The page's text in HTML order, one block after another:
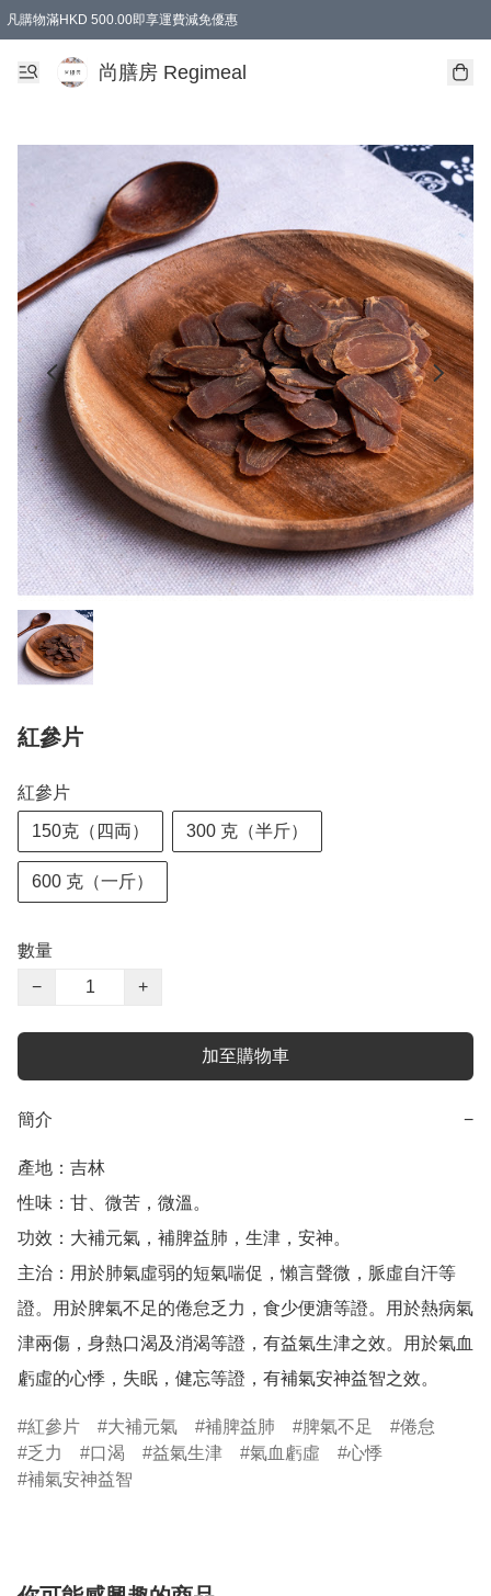
凡購物滿HKD 500.00即享運費減免優惠
尚膳房 Regimeal
紅參片
紅參片
150克（四両） 300 克（半斤）
600 克（一斤）
數量
−
+
加至購物車
簡介 −
產地：吉林
性味：甘、微苦，微溫。
功效：大補元氣，補脾益肺，生津，安神。
主治：用於肺氣虛弱的短氣喘促，懶言聲微，脈虛自汗等
證。用於脾氣不足的倦怠乏力，食少便溏等證。用於熱病氣
津兩傷，身熱口渴及消渴等證，有益氣生津之效。用於氣血
紅參片 大補元氣 補脾益肺 脾氣不足
倦怠
乏力
口渴 益氣生津 氣血虧虛
心悸
補氣安神益智